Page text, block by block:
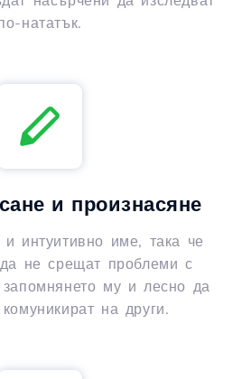
нататък.
и произнасяне
и интуитивно име, така че
да не срещат проблеми с
му и лесно да
на други.